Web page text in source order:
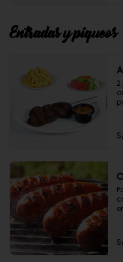
Entradas y piqueos